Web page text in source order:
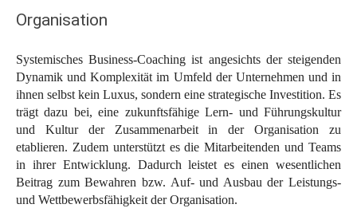
Organisation
Systemisches Business-Coaching ist angesichts der steigenden
Dynamik und Komplexität im Umfeld der Unternehmen und in
ihnen selbst kein Luxus, sondern eine strategische Investition. Es
trägt dazu bei, eine zukunftsfähige Lern- und Führungskultur
und Kultur der Zusammenarbeit in der Organisation zu
etablieren. Zudem unterstützt es die Mitarbeitenden und Teams
in ihrer Entwicklung. Dadurch leistet es einen wesentlichen
Beitrag zum Bewahren bzw. Auf- und Ausbau der Leistungs-
und Wettbewerbsfähigkeit der Organisation.